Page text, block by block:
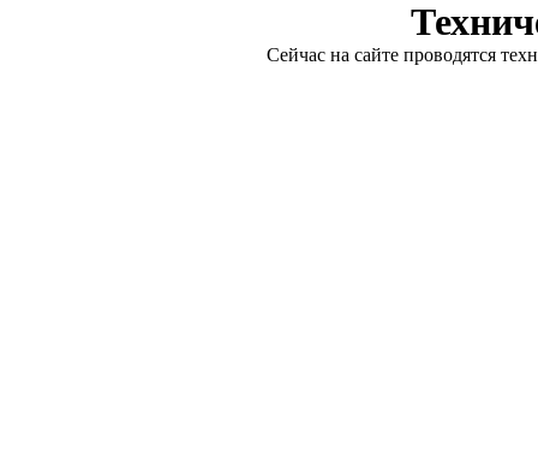
Сейчас на сайте проводятся